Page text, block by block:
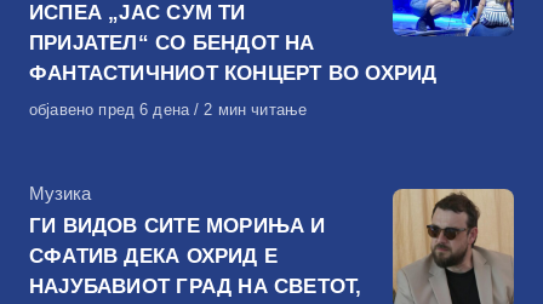
ИСПЕА „ЈАС СУМ ТИ
ПРИЈАТЕЛ“ СО БЕНДОТ НА
ФАНТАСТИЧНИОТ КОНЦЕРТ ВО ОХРИД
Објавено
објавено пред 6 дена 2 мин читање
КАтегорија
Музика
ГИ ВИДОВ СИТЕ МОРИЊА И
СФАТИВ ДЕКА ОХРИД Е
НАЈУБАВИОТ ГРАД НА СВЕТОТ,